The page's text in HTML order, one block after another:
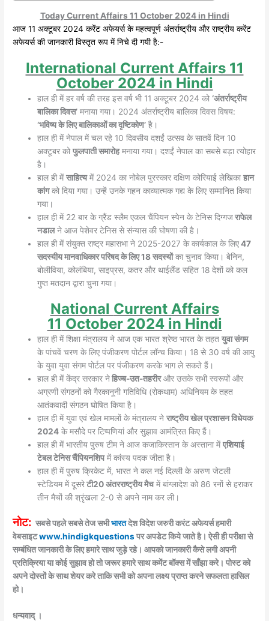
Today Current Affairs 11 October 2024 in Hindi
आज 11 अक्टूबर 2024 करेंट अफेयर्स के महत्वपूर्ण अंतर्राष्ट्रीय और राष्ट्रीय करेंट
अफेयर्स की जानकारी विस्तृत रूप में निचे दी गयी है:-
International Current Affairs 11
October 2024 in Hindi
हाल ही में हर वर्ष की तरह इस वर्ष भी 11 अक्टूबर 2024 को‘अंतर्राष्ट्रीय
बालिका दिवस’ मनाया गया। 2024 अंतर्राष्ट्रीय बालिका दिवस विषय:
‘भविष्य के लिए बालिकाओं का दृष्टिकोण’ है।
हाल ही में नेपाल में चल रहे 10 दिवसीय दशईं उत्सव के सातवें दिन 10
अक्टूबर कोफुलपाती समारोहमनाया गया। दशईं नेपाल का सबसे बड़ा त्योहार
है।
हाल ही मेंसाहित्यमें 2024 का नोबेल पुरस्कार दक्षिण कोरियाई लेखिकाहान
कांगको दिया गया। उन्हें उनके गहन काव्यात्मक गद्य के लिए सम्मानित किया
गया।
हाल ही में 22 बार के ग्रैंड स्लैम एकल चैंपियन स्पेन के टेनिस दिग्गजराफेल
नडालने आज पेशेवर टेनिस से संन्यास की घोषणा की है।
हाल ही में संयुक्त राष्ट्र महासभा ने 2025-2027 के कार्यकाल के लिए47
सदस्यीय मानवाधिकार परिषद के लिए 18 सदस्योंका चुनाव किया। बेनिन,
बोलीविया, कोलंबिया, साइप्रस, कतर और थाईलैंड सहित 18 देशों को कल
गुप्त मतदान द्वारा चुना गया।
National Current Affairs
11 October 2024 in Hindi
हाल ही में शिक्षा मंत्रालय ने आज एक भारत श्रेष्ठ भारत के तहतयुवा संगम
के पांचवें चरण के लिए पंजीकरण पोर्टल लॉन्च किया। 18 से 30 वर्ष की आयु
के युवा युवा संगम पोर्टल पर पंजीकरण करके भाग ले सकते हैं।
हाल ही में केंद्र सरकार नेहिज्ब-उत-तहरीरऔर उसके सभी स्वरूपों और
अग्रणी संगठनों को गैरकानूनी गतिविधि (रोकथाम) अधिनियम के तहत
आतंकवादी संगठन घोषित किया है।
हाल ही में युवा एवं खेल मामलों के मंत्रालय नेराष्ट्रीय खेल प्रशासन विधेयक
2024 के मसौदे पर टिप्पणियां और सुझाव आमंत्रित किए हैं।
हाल ही में भारतीय पुरुष टीम ने आज कजाकिस्तान के अस्ताना मेंएशियाई
टेबल टेनिस चैंपियनशिपमें कांस्य पदक जीता है।
हाल ही में पुरुष क्रिकेट में, भारत ने कल नई दिल्ली के अरुण जेटली
स्टेडियम में दूसरेटी20 अंतरराष्ट्रीय मैचमें बांग्लादेश को 86 रनों से हराकर
तीन मैचों की श्रृंखला 2-0 से अपने नाम कर ली।
नोट: सबसे पहले सबसे तेज सभीभारतदेश विदेश जरुरी करंट अफेयर्स हमारी
वेबसाइटwww.hindigkquestionsपर अपडेट किये जाते है। ऐसी ही परीक्षा से
सम्बंधित जानकारी के लिए हमारे साथ जुड़े रहे। आपको जानकारी कैसे लगी अपनी
प्रतिक्रिया या कोई सुझाव हो तो जरूर हमारे साथ कमेंट बॉक्स में साँझा करे। पोस्ट को
अपने दोस्तों के साथ शेयर करे ताकि सभी को अपना लक्ष्य प्राप्त करने सफलता हासिल
हो।
धन्यवाद् ।